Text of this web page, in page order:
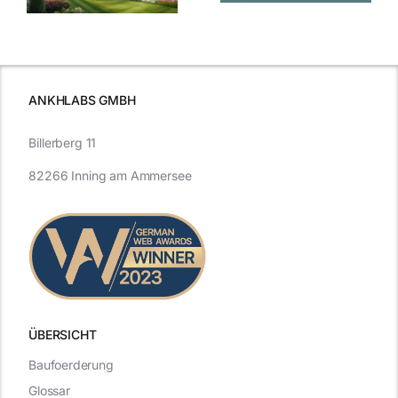
ANKHLABS GMBH
ÜBERSICHT
Billerberg 11
82266 Inning am Ammersee
Baufoerderung
Glossar